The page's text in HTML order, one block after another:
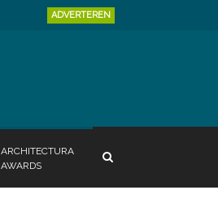
ADVERTEREN
ARCHITECTURA
AWARDS